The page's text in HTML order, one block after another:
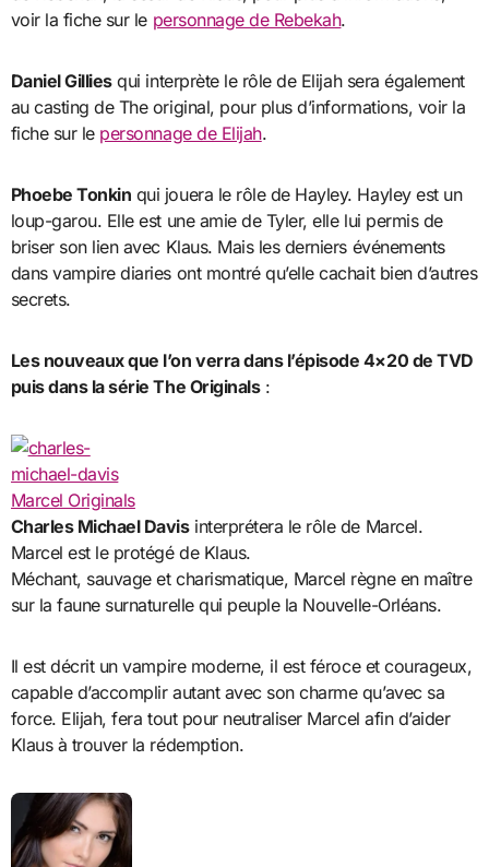
voir la fiche sur le personnage de Rebekah.
Daniel Gilliesqui interprète le rôle de Elijah sera également
au casting de The original, pour plus d’informations, voir la
fiche sur le personnage de Elijah.
Phoebe Tonkin qui jouera le rôle de Hayley. Hayley est un
loup-garou. Elle est une amie de Tyler, elle lui permis de
briser son lien avec Klaus. Mais les derniers événements
dans vampire diaries ont montré qu’elle cachait bien d’autres
secrets.
Les nouveaux que l’on verra dans l’épisode 4×20 de TVD
puis dans la série The Originals:
Charles Michael Davisinterprétera le rôle de Marcel.
Marcel est le protégé de Klaus.
Méchant, sauvage et charismatique, Marcel règne en maître
sur la faune surnaturelle qui peuple la Nouvelle-Orléans.
Il est décrit un vampire moderne, il est féroce et courageux,
capable d’accomplir autant avec son charme qu’avec sa
force. Elijah, fera tout pour neutraliser Marcel afin d’aider
Klaus à trouver la rédemption.